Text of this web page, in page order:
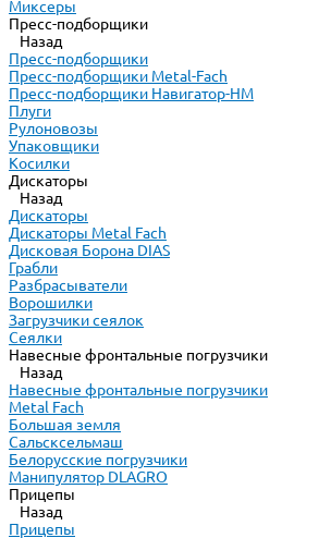
Миксеры
Пресс-подборщики
Назад
Пресс-подборщики
Пресс-подборщики Metal-Fach
Пресс-подборщики Навигатор-НМ
Плуги
Рулоновозы
Упаковщики
Косилки
Дискаторы
Назад
Дискаторы
Дискаторы Metal Fach
Дисковая Борона DIAS
Грабли
Разбрасыватели
Ворошилки
Загрузчики сеялок
Сеялки
Навесные фронтальные погрузчики
Назад
Навесные фронтальные погрузчики
Metal Fach
Большая земля
Сальсксельмаш
Белорусские погрузчики
Манипулятор DLAGRO
Прицепы
Назад
Прицепы